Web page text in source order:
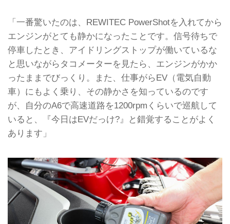
「一番驚いたのは、REWITEC PowerShotを入れてから
エンジンがとても静かになったことです。信号待ちで
停車したとき、アイドリングストップが働いているな
と思いながらタコメーターを見たら、エンジンがかか
ったままでびっくり。また、仕事がらEV（電気自動
車）にもよく乗り、その静かさを知っているのです
が、自分のA6で高速道路を1200rpmくらいで巡航して
いると、『今日はEVだっけ?』と錯覚することがよく
あります」